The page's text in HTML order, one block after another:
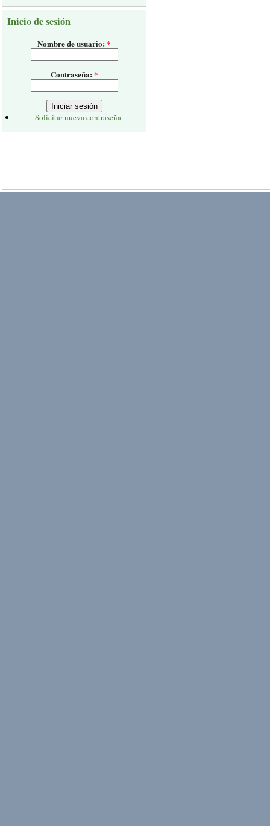
Inicio de sesión
Nombre de usuario:*
Contraseña:*
Solicitar nueva contraseña